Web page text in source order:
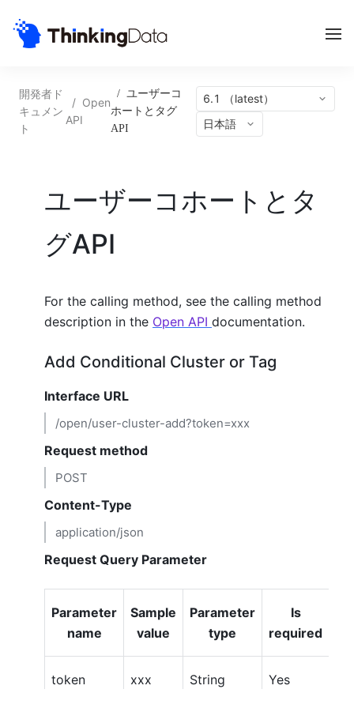
開発者ド
キュメン
ト
/ Open
API
/ ユーザーコ
ホートとタグ
API
6.1 （latest）
日本語
ユーザーコホートとタ
グAPI
For the calling method, see the calling method
description in the Open API documentation.
Add Conditional Cluster or Tag
Interface URL
/open/user-cluster-add?token=xxx
Request method
POST
Content-Type
application/json
Request Query Parameter
Parameter
name
Sample
value
Parameter
type
Is
required
token xxx String Yes